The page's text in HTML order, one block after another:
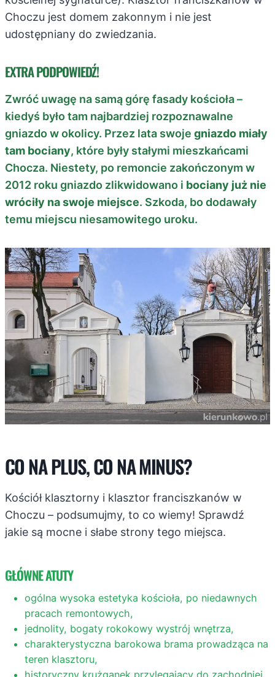
Choczu jest domem zakonnym i nie jest
udostępniany do zwiedzania.
EXTRA PODPOWIEDŹ!
Zwróć uwagę na samą górę fasady kościoła –
kiedyś było tam najbardziej rozpoznawalne
gniazdo w okolicy. Przez lata swoje gniazdo miały
tam bociany, które były stałymi mieszkańcami
Chocza. Niestety, po remoncie zakończonym w
2012 roku gniazdo zlikwidowano i bociany już nie
wróciły na swoje miejsce. Szkoda, bo dodawały
temu miejscu niesamowitego uroku.
CO NA PLUS, CO NA MINUS?
Kościół klasztorny i klasztor franciszkanów w
Choczu – podsumujmy, to co wiemy! Sprawdź
jakie są mocne i słabe strony tego miejsca.
GŁÓWNE ATUTY
ogólna wysoka estetyka kościoła, po niedawnych
pracach remontowych,
jednolity, bogaty rokokowy wystrój wnętrza,
charakterystyczna barokowa brama prowadząca na
teren klasztoru,